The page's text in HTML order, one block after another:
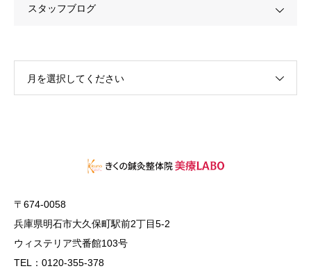
スタッフブログ
月を選択してください
〒674-0058
兵庫県明石市大久保町駅前2丁目5-2
ウィステリア弐番館103号
TEL：0120-355-378